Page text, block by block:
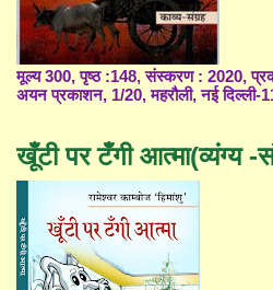
मूल्य 300, पृष्ठ :148, संस्करण : 2020,
अयन प्रकाशन, 1/20, महरौली, नई दिल्ली-
खूँटी पर टँगी आत्मा(व्यंग्य -